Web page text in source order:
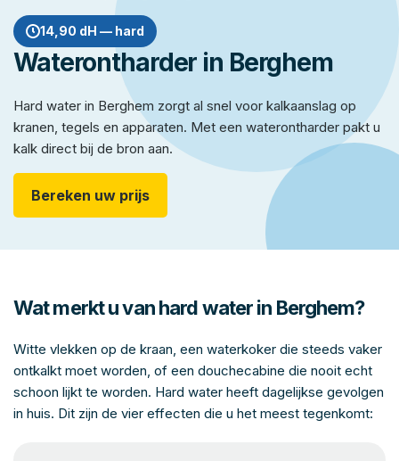
14,90 dH — hard
Waterontharder in Berghem
Hard water in Berghem zorgt al snel voor kalkaanslag op
kranen, tegels en apparaten. Met een waterontharder pakt u
kalk direct bij de bron aan.
Bereken uw prijs
Wat merkt u van hard water in Berghem?
Witte vlekken op de kraan, een waterkoker die steeds vaker
ontkalkt moet worden, of een douchecabine die nooit echt
schoon lijkt te worden. Hard water heeft dagelijkse gevolgen
in huis. Dit zijn de vier effecten die u het meest tegenkomt: